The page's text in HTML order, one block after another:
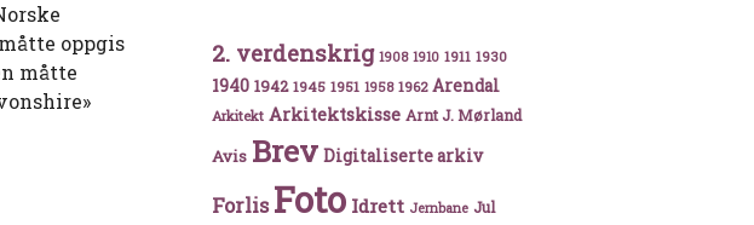
oppgis
måtte
under krigen
2. verdenskrig 1908 1910 1911 1930
1940 1942 1945 1951 1958 1962 Arendal
Arkitekt Arkitektskisse Arnt J. Mørland
Avis Brev Digitaliserte arkiv
Forlis Foto Idrett Jernbane Jul